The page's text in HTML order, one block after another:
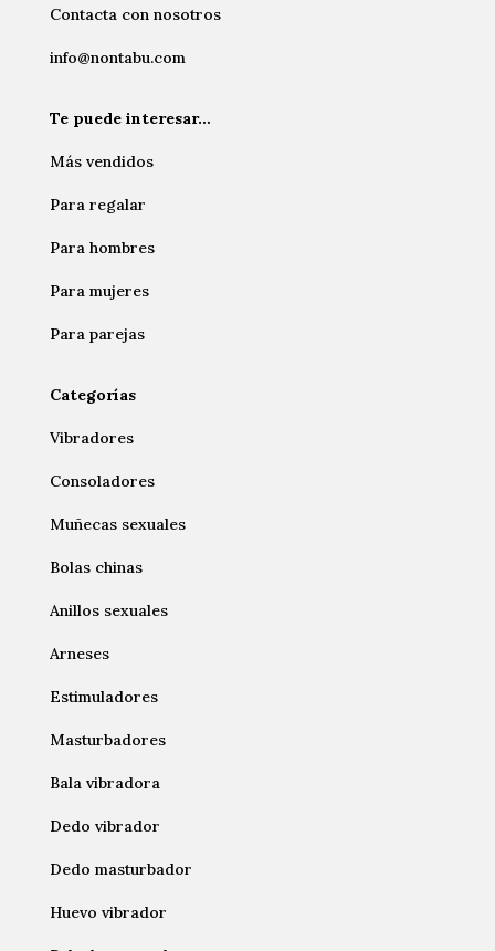
Contacta con nosotros
info@nontabu.com
Te puede interesar…
Más vendidos
Para regalar
Para hombres
Para mujeres
Para parejas
Categorías
Vibradores
Consoladores
Muñecas sexuales
Bolas chinas
Anillos sexuales
Arneses
Estimuladores
Masturbadores
Bala vibradora
Dedo vibrador
Dedo masturbador
Huevo vibrador